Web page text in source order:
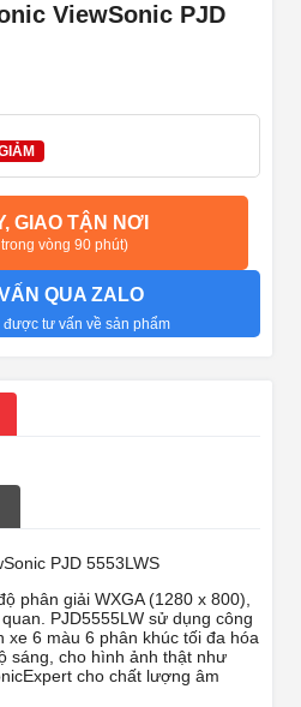
ViewSonic PJD
GIAO TẬN NƠI
vòng 90 phút)
QUA ZALO
được tư vấn về sản phẩm
PJD 5553LWS
phân giải WXGA (1280 x 800),
PJD5555LW sử dụng công
xe 6 màu 6 phân khúc tối đa hóa
sáng, cho hình ảnh thật như
cho chất lượng âm